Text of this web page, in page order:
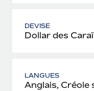
DEVISE
Dollar des
LANGUES
Anglais, Créole